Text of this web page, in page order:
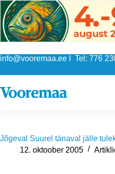
Skip
to
content
info@vooremaa.ee I Tel: 776
Jõgeval Suurel tänaval jälle
12. oktoober 2005